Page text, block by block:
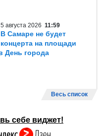
5 августа 2026 11:59
В Самаре не будет
концерта на площади
День города
Весь список
себе виджет!